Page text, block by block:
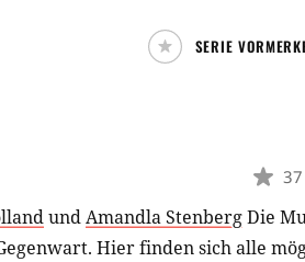
SERIE
37
undAmandla StenbergDie
Hier finden sich alle